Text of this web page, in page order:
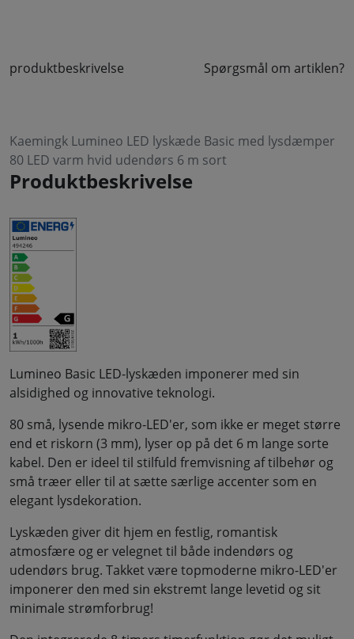
produktbeskrivelse Spørgsmål om artiklen?
Kaemingk Lumineo LED lyskæde Basic med lysdæmper
80 LED varm hvid udendørs 6 m sort
Produktbeskrivelse
Lumineo Basic LED-lyskæden imponerer med sin
alsidighed og innovative teknologi.
80 små, lysende mikro-LED'er, som ikke er meget større
end et riskorn (3 mm), lyser op på det 6 m lange sorte
kabel. Den er ideel til stilfuld fremvisning af tilbehør og
små træer eller til at sætte særlige accenter som en
elegant lysdekoration.
Lyskæden giver dit hjem en festlig, romantisk
atmosfære og er velegnet til både indendørs og
udendørs brug. Takket være topmoderne mikro-LED'er
imponerer den med sin ekstremt lange levetid og sit
minimale strømforbrug!